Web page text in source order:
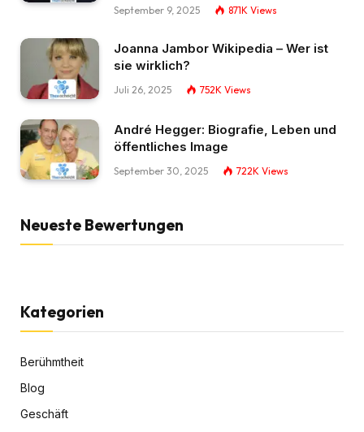
September 9, 2025 871K Views
Joanna Jambor Wikipedia – Wer ist
sie wirklich?
Juli 26, 2025 752K Views
André Hegger: Biografie, Leben und
öffentliches Image
September 30, 2025 722K Views
Neueste Bewertungen
Kategorien
Berühmtheit
Blog
Geschäft